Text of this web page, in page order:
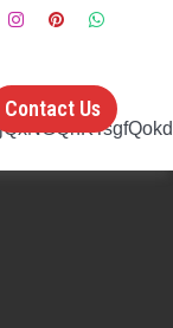
Contact Us